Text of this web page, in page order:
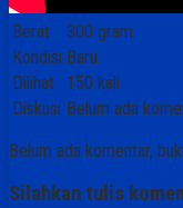
Berat
300 gram
Kondisi Baru
Dilihat
150 kali
Diskusi Belum ada
Belum ada komentar,
Silahkan tulis